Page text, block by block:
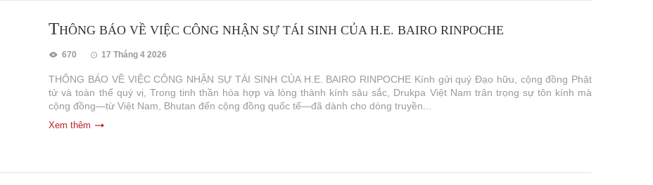
THÔNG BÁO VỀ VIỆC CÔNG NHẬN SỰ TÁI SINH CỦA H.E. BAIRO RINPOCHE
670 17 Tháng 4 2026
THÔNG BÁO VỀ VIỆC CÔNG NHẬN SỰ TÁI SINH CỦA H.E. BAIRO RINPOCHE Kính gửi quý Đạo hữu, cộng đồng Phật
tử và toàn thể quý vị, Trong tinh thần hòa hợp và lòng thành kính sâu sắc, Drukpa Việt Nam trân trọng sự tôn kính mà
cộng đồng—từ Việt Nam, Bhutan đến cộng đồng quốc tế—đã dành cho dòng truyền...
Xem thêm